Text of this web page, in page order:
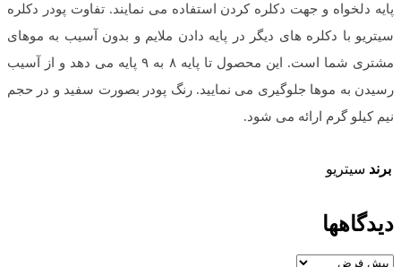
پایه دلخواه و جهت دکلره کردن استفاده می نمایند. تفاوت پودر دکلره
سیتریو با دکلره های دیگر در پایه دادن ملایم و بدون آسیب به موهای
مشتری شما است. این محصول تا پایه ۸ به ۹ پایه می دهد و از آسیب
رسیدن به موها جلوگیری می نمایید. رنگ پودر بصورت سفید و در حجم
نیم کیلو گرم ارائه می شود.
برند سیتریو
دیدگاهها